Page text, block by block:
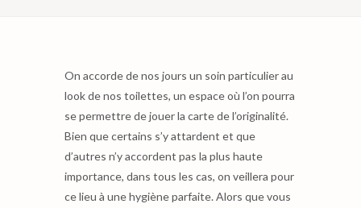
On accorde de nos jours un soin particulier au
look de nos toilettes, un espace où l’on pourra
se permettre de jouer la carte de l’originalité.
Bien que certains s’y attardent et que
d’autres n’y accordent pas la plus haute
importance, dans tous les cas, on veillera pour
ce lieu à une hygiène parfaite. Alors que vous